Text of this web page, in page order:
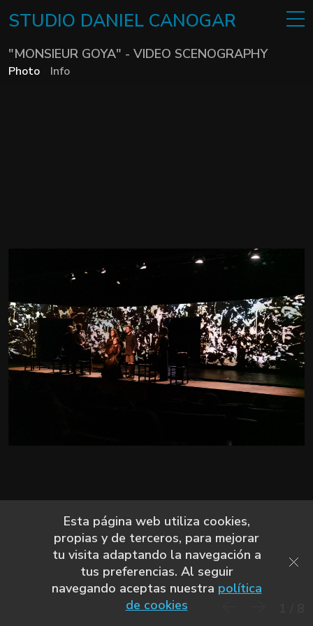
STUDIO DANIEL CANOGAR
"MONSIEUR GOYA" - VIDEO SCENOGRAPHY
Photo Info
Esta página web utiliza cookies,
propias y de terceros, para mejorar
tu visita adaptando la navegación a
tus preferencias. Al seguir
navegando aceptas nuestra política
de cookies